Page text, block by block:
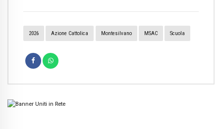
2026 Azione Cattolica Montesilvano MSAC Scuola